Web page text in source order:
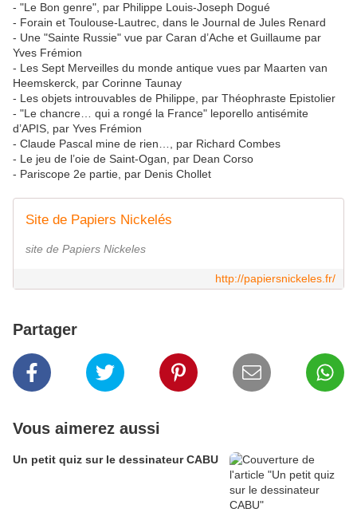
- "Le Bon genre", par Philippe Louis-Joseph Dogué
- Forain et Toulouse-Lautrec, dans le Journal de Jules Renard
- Une "Sainte Russie" vue par Caran d’Ache et Guillaume par
Yves Frémion
- Les Sept Merveilles du monde antique vues par Maarten van
Heemskerck, par Corinne Taunay
- Les objets introuvables de Philippe, par Théophraste Epistolier
- "Le chancre… qui a rongé la France" leporello antisémite
d’APIS, par Yves Frémion
- Claude Pascal mine de rien…, par Richard Combes
- Le jeu de l’oie de Saint-Ogan, par Dean Corso
- Pariscope 2e partie, par Denis Chollet
Site de Papiers Nickelés
site de Papiers Nickeles
http://papiersnickeles.fr/
Partager
Vous aimerez aussi
Un petit quiz sur le dessinateur CABU